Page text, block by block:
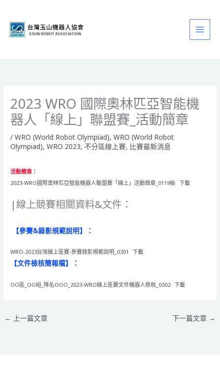
2023 WRO 國際奧林匹亞智能機
器人「線上」聯盟賽_活動簡章
/WRO (World Robot Olympiad),WRO (World Robot
Olympiad),WRO 2023,不分區線上賽, 比賽最新消息
活動簡章：
2023-WRO國際奧林匹亞智能機器人聯盟賽「線上」活動簡章_0119版
下載
|線上競賽相關資料&文件：
【參賽&錄影規範說明】：
WRO-2023台灣線上區賽-參賽錄影規範說明_0301 下載
【文件檢核簡報檔】：
OO區_OO組_隊名OOO_2023-WRO線上區賽文件機器人檢核_0302 下載
← 上一篇文章 下一篇文章 →